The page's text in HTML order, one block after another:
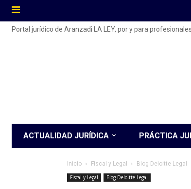
Portal jurídico de Aranzadi LA LEY, por y para
ACTUALIDAD JURÍDICA PRÁCTICA
Inicio Fiscal y Legal Blog Deloitte Legal
Fiscal y Legal
Blog Deloitte Legal